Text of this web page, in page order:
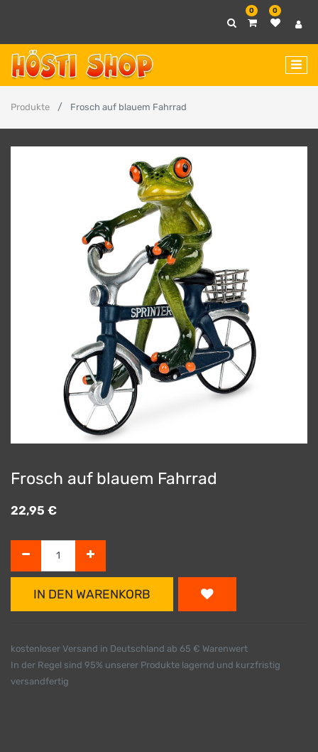
0 0
Produkte Frosch auf blauem Fahrrad
Frosch auf blauem Fahrrad
22,95 €
IN DEN WARENKORB
kostenloser Versand in Deutschland ab 65 € Warenwert
In der Regel sind 95% unserer Produkte lagernd und kurzfristig
versandfertig